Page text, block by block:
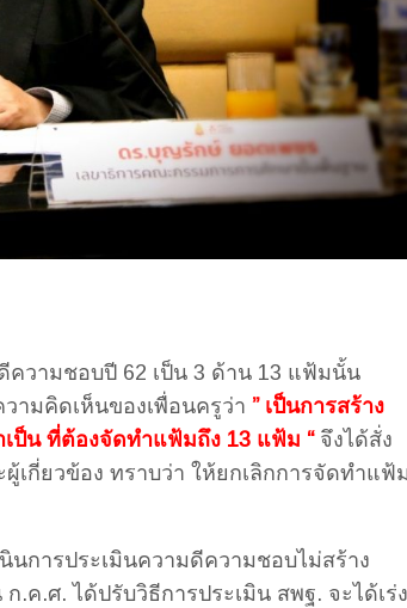
วามชอบปี 62 เป็น 3 ด้าน 13 แฟ้มนั้น
ามคิดเห็นของเพื่อนครูว่า ” เป็นการสร้าง
ป็น ที่ต้องจัดทำแฟ้มถึง 13 แฟ้ม “จึงได้สั่ง
เกี่ยวข้อง ทราบว่า ให้ยกเลิกการจัดทำแฟ้ม
นการประเมินความดีความชอบไม่สร้าง
.ค.ศ. ได้ปรับวิธีการประเมิน สพฐ. จะได้เร่ง